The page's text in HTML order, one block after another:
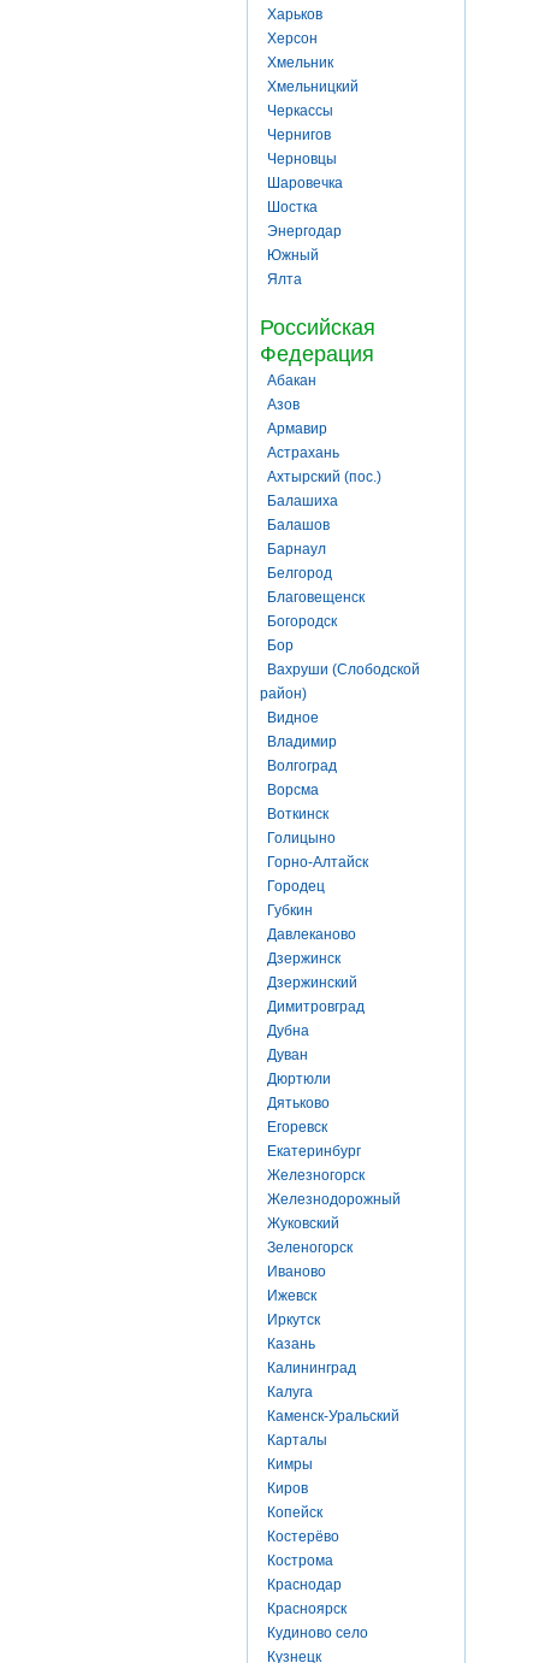
Харьков
Херсон
Хмельник
Хмельницкий
Черкассы
Чернигов
Черновцы
Шаровечка
Шостка
Энергодар
Южный
Ялта
Российская
Федерация
Абакан
Азов
Армавир
Астрахань
Ахтырский (пос.)
Балашиха
Балашов
Барнаул
Белгород
Благовещенск
Богородск
Бор
Вахруши (Слободской
район)
Видное
Владимир
Волгоград
Ворсма
Воткинск
Голицыно
Горно-Алтайск
Городец
Губкин
Давлеканово
Дзержинск
Дзержинский
Димитровград
Дубна
Дуван
Дюртюли
Дятьково
Егоревск
Екатеринбург
Железногорск
Железнодорожный
Жуковский
Зеленогорск
Иваново
Ижевск
Иркутск
Казань
Калининград
Калуга
Каменск-Уральский
Карталы
Кимры
Киров
Копейск
Костерёво
Кострома
Краснодар
Красноярск
Кудиново село
Кузнецк